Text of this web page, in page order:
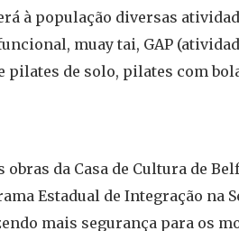
à população diversas
muay tai, GAP
pilates de solo, pilates com
da Casa de Cultura de
Estadual de Integração na
mais segurança para os